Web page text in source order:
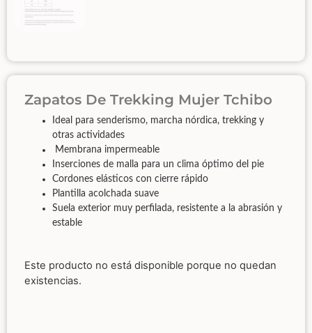
Zapatos De Trekking Mujer Tchibo
Ideal para senderismo, marcha nórdica, trekking y
otras actividades
Membrana impermeable
Inserciones de malla para un clima óptimo del pie
Cordones elásticos con cierre rápido
Plantilla acolchada suave
Suela exterior muy perfilada, resistente a la abrasión y
estable
Este producto no está disponible porque no quedan
existencias.